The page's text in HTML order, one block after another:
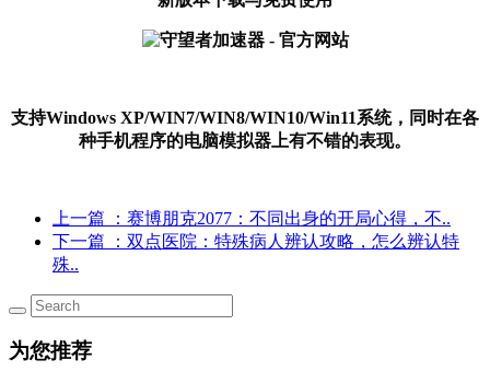
支持Windows XP/WIN7/WIN8/WIN10/Win11系统，同时在各
种手机程序的电脑模拟器上有不错的表现。
上一篇
：赛博朋克2077：不同出身的开局心得，不..
下一篇
：双点医院：特殊病人辨认攻略，怎么辨认特
殊..
为您推荐